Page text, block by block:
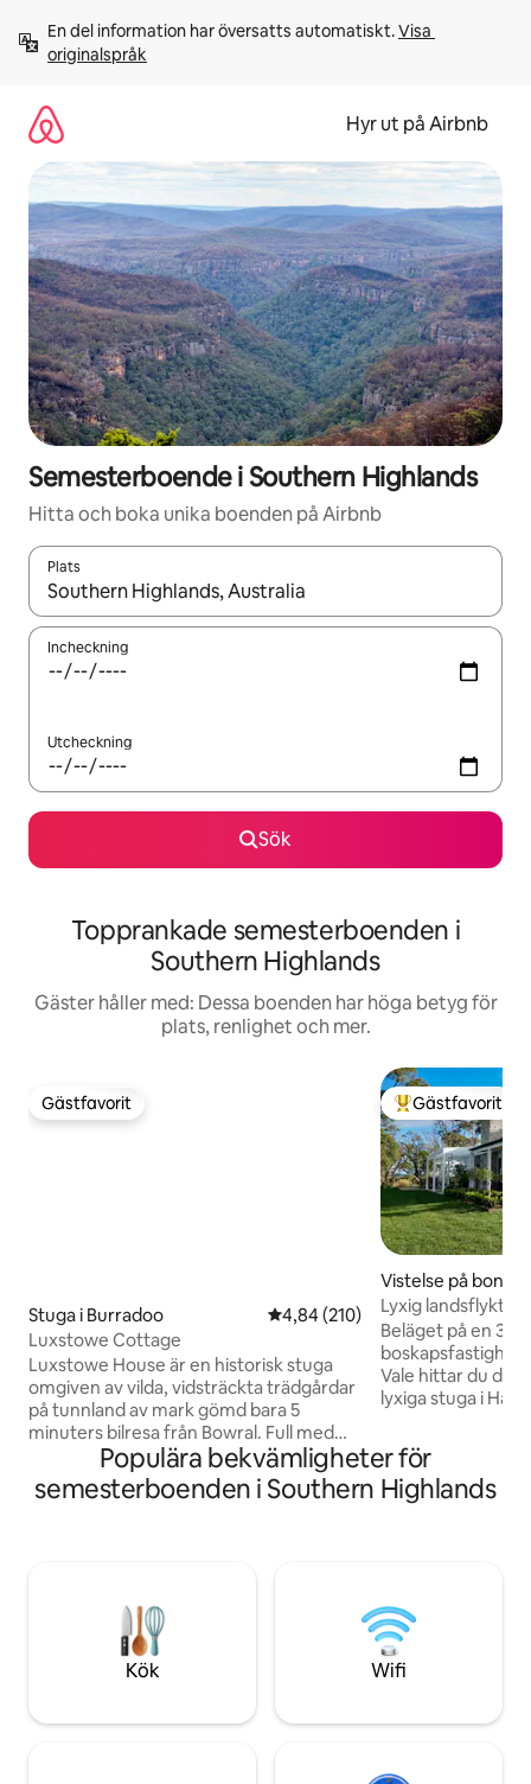
innehåll
En del information har översatts automatiskt. Visa
originalspråk
Hyr ut på Airbnb
Semesterboende i Southern Highlands
Hitta och boka unika boenden på Airbnb
Plats
När resultaten är tillgängliga kan du navigera med upp- och
Incheckning
Utcheckning
Sök
Topprankade semesterboenden i
Southern Highlands
Gäster håller med: Dessa boenden har höga betyg för
plats, renlighet och mer.
Gästfavorit
Gästfavorit
Stuga i Burradoo 4,84 av 5 i genomsnittligt
4,84 (210)
Luxstowe Cottage
Luxstowe House är en historisk stuga
omgiven av vilda, vidsträckta trädgårdar
på tunnland av mark gömd bara 5
minuters bilresa från Bowral. Full med
vackra konstverk och ett överflöd av
böcker - det är ett hem du aldrig
kommer att vilja lämna! Den söta
som en trädplantskola. Bara 1,5 timme
från Sydney kommer den att
transportera dig till en annan värld så att
du kan koppla av och ladda batterierna
Populär
Gästfavorit
Vistelse på
e
Lyxig landsflykt
Beläget på en
boskapsfastighet
Vale hittar du
lyxiga stuga i
inomhus-/
består den av 2
dubbelsängar,
garderob och
och grillplats.
familj på 4 eller 5. Skicka ett meddelande
till mig för längre
Populära bekvämligheter för
semesterboenden i Southern Highlands
Kök Wifi